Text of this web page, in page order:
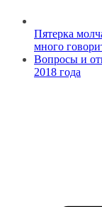
Пятерка
много
Вопросы и
2018 года